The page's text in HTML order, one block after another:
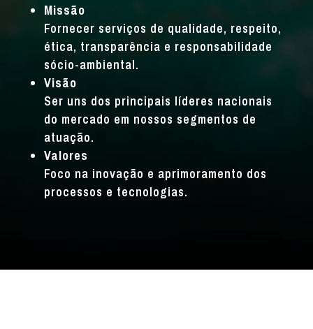
Missão
Fornecer serviços de qualidade, respeito,
ética, transparência e responsabilidade
sócio-ambiental.
Visão
Ser uns dos principais líderes nacionais
do mercado em nossos segmentos de
atuação.
Valores
Foco na inovação e aprimoramento dos
processos e tecnologias.